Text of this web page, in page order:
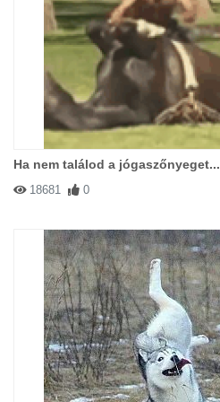
Ha nem találod a jógaszőnyeget...
18681 0